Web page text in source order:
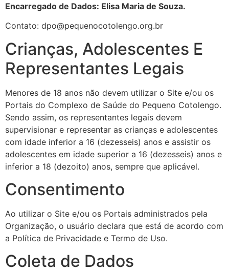
Encarregado de Dados: Elisa Maria de Souza.
Contato: dpo@pequenocotolengo.org.br
Crianças, Adolescentes E
Representantes Legais
Menores de 18 anos não devem utilizar o Site e/ou os
Portais do Complexo de Saúde do Pequeno Cotolengo.
Sendo assim, os representantes legais devem
supervisionar e representar as crianças e adolescentes
com idade inferior a 16 (dezesseis) anos e assistir os
adolescentes em idade superior a 16 (dezesseis) anos e
inferior a 18 (dezoito) anos, sempre que aplicável.
Consentimento
Ao utilizar o Site e/ou os Portais administrados pela
Organização, o usuário declara que está de acordo com
a Política de Privacidade e Termo de Uso.
Coleta de Dados